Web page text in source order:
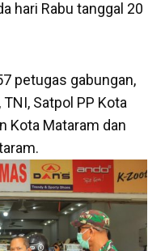
hari Rabu tanggal 20
petugas gabungan,
Satpol PP Kota
Kota Mataram dan